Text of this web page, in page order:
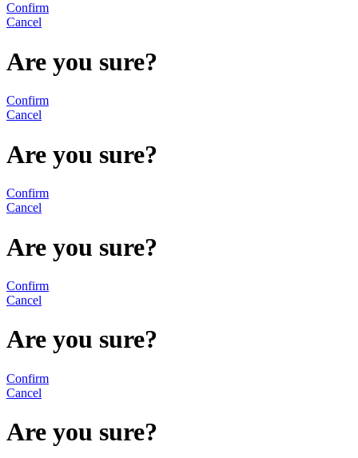
Confirm
Cancel
Are you sure?
Confirm
Cancel
Are you sure?
Confirm
Cancel
Are you sure?
Confirm
Cancel
Are you sure?
Confirm
Cancel
Are you sure?